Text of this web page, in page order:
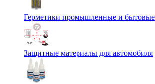
Герметики промышленные и бытовые
Защитные материалы для автомобиля